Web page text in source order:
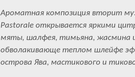
Ароматная композиция вторит
Pastorale открывается яркими
мяты, шалфея, тимьяна, жасмина
обволакивающе теплом шлейфе
острова Ява, мастикового и